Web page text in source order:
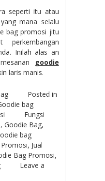
seperti itu atau
mana selalu
bag promosi jitu
perkembangan
Inilah alas an
goodie
laris manis.
Posted in
bag
Fungsi
,Goodie Bag,
bag
, Jual
Bag Promosi,
Leave a